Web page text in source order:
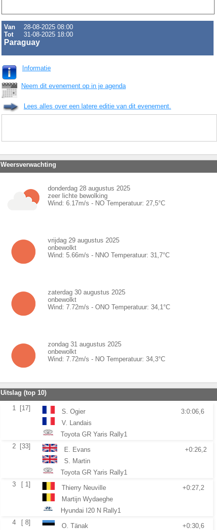
Van
28-08-2025 08:00
Tot
31-08-2025 18:00
Paraguay
Informatie
Neem dit evenement op in je agenda
Lees alles over een latere editie van dit evenement.
Weersverwachting
donderdag 28 augustus 2025
zeer lichte bewolking
Wind: 6.17m/s - NO Temperatuur: 27,5°C
vrijdag 29 augustus 2025
onbewolkt
Wind: 5.66m/s - NNO Temperatuur: 31,7°C
zaterdag 30 augustus 2025
onbewolkt
Wind: 7.72m/s - ONO Temperatuur: 34,1 °C
zondag 31 augustus 2025
onbewolkt
Wind: 7.72m/s - NO Temperatuur: 34,3°C
Uitslag (top 10)
1 [17] S. Ogier
3:0:06,6
V. Landais
Toyota GR Yaris Rally1
2
[33] E. Evans
+0:26,2
S. Martin
Toyota GR Yaris Rally1
3
[ 1] Thierry Neuville
+0:27,2
Martijn Wydaeghe
Hyundai I20 N Rally1
4
[ 8] O. Tänak
+0:30,6